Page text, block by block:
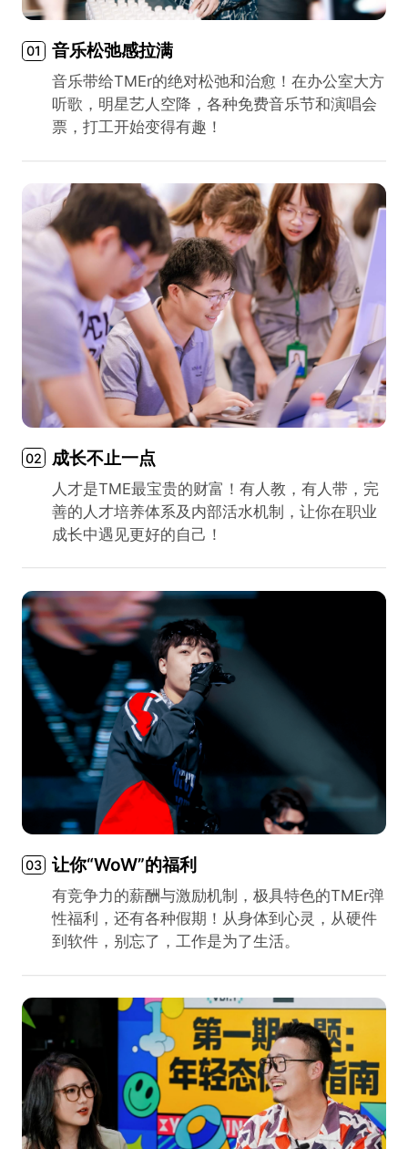
01 音乐松弛感拉满
音乐带给TMEr的绝对松弛和治愈！在办公室大方
听歌，明星艺人空降，各种免费音乐节和演唱会
票，打工开始变得有趣！
02 成长不止一点
人才是TME最宝贵的财富！有人教，有人带，完
善的人才培养体系及内部活水机制，让你在职业
成长中遇见更好的自己！
03 让你“WoW”的福利
有竞争力的薪酬与激励机制，极具特色的TMEr弹
性福利，还有各种假期！从身体到心灵，从硬件
到软件，别忘了，工作是为了生活。